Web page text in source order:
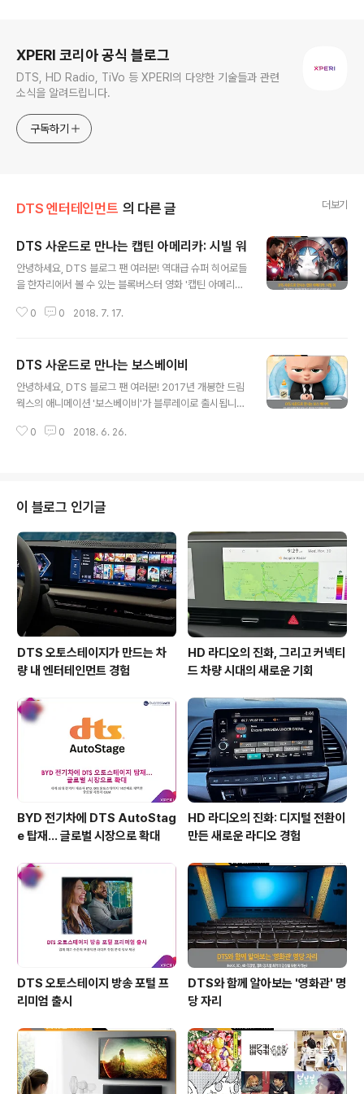
XPERI 코리아 공식 블로그
DTS, HD Radio, TiVo 등 XPERI의 다양한 기술들과 관련
소식을 알려드립니다.
구독하기
DTS 엔터테인먼트 의 다른 글 더보기
DTS 사운드로 만나는 캡틴 아메리카: 시빌 워
안녕하세요, DTS 블로그 팬 여러분! 역대급 슈퍼 히어로들
을 한자리에서 볼 수 있는 블록버스터 영화 '캡틴 아메리카:
개봉한 캡틴 아메리카 시리즈의 세 번째 작품으로 역대급
터 오디오 채널 수록으로 히어로들의 액션을 더욱 실감나
게 감상할 수 있습니다. 함께 보실까요? [캡틴 아메리카: 시
빌 워 스틸컷 / 이미지 출처: 네이버 영화] 그동안 힘을 합쳐
그린 이번 영화에서는 정부의 '슈퍼히어로 등록제'를 찬성
0 0 2018. 7. 17.
DTS 사운드로 만나는 보스베이비
안녕하세요, DTS 블로그 팬 여러분! 2017년 개봉한 드림
웍스의 애니메이션 '보스베이비'가 블루레이로 출시됩니
모두가 즐길 수 있는 코믹 애니메이션인데요. 특히 이번에
네이버 영화] 보스베이비는 기발한 상상력으로 역대급 반
전을 선사하는 아기 보스가 주인공인데요. '베이비 주식회
사'의 보스로 비밀 임무 수행 중인 보스 베이비는 7살 소년
'팀'의 집에 파견 근무를 하게 됩니다. 엄마아빠의 사랑을
갈구하는 소년 팀과 라이벌 '퍼피 주식회사'를 무찌르기 위
한 두 브라더의 팀플레이가 ..
0 0 2018. 6. 26.
이 블로그 인기글
DTS 오토스테이지가 만드는 차
량 내 엔터테인먼트 경험
HD 라디오의 진화, 그리고 커넥티
드 차량 시대의 새로운 기회
BYD 전기차에 DTS AutoStag
e 탑재… 글로벌 시장으로 확대
HD 라디오의 진화: 디지털 전환이
만든 새로운 라디오 경험
DTS 오토스테이지 방송 포털 프
리미엄 출시
DTS와 함께 알아보는 '영화관' 명
당 자리